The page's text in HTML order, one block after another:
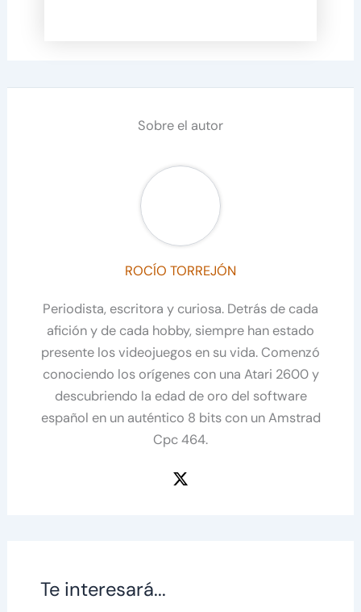
Sobre el autor
ROCÍO TORREJÓN
Periodista, escritora y curiosa. Detrás de cada
afición y de cada hobby, siempre han estado
presente los videojuegos en su vida. Comenzó
conociendo los orígenes con una Atari 2600 y
descubriendo la edad de oro del software
español en un auténtico 8 bits con un Amstrad
Cpc 464.
Te interesará...